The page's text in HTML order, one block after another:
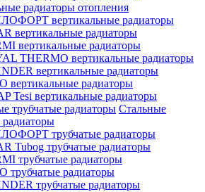
радиаторы отопления
вертикальные радиаторы
вертикальные радиаторы
вертикальные радиаторы
THERMO вертикальные радиаторы
вертикальные радиаторы
вертикальные радиаторы
Tesi вертикальные радиаторы
Стальные
радиаторы
трубчатые радиаторы
Tubog трубчатые радиаторы
трубчатые радиаторы
трубчатые радиаторы
трубчатые радиаторы